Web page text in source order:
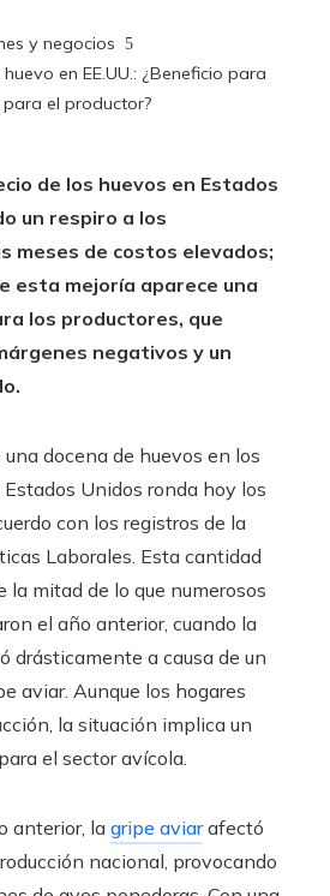
y negocios
en EE.UU.: ¿Beneficio para
el productor?
de los huevos en Estados
un respiro a los
meses de costos elevados;
esta mejoría aparece una
los productores, que
negativos y un
docena de huevos en los
Unidos ronda hoy los
con los registros de la
Laborales. Esta cantidad
la mitad de lo que numerosos
el año anterior, cuando la
drásticamente a causa de un
aviar. Aunque los hogares
la situación implica un
el sector avícola.
anterior, la gripe aviarafectó
nacional, provocando